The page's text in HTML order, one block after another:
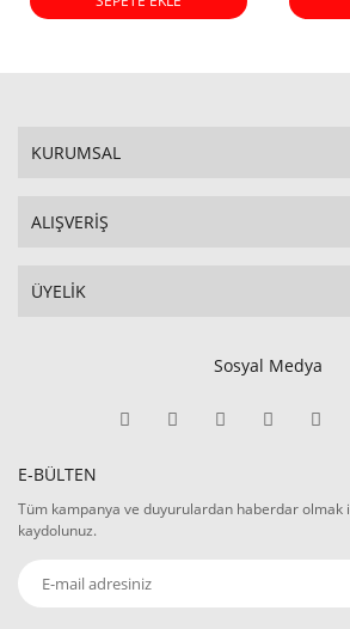
KURUMSAL
ALIŞVERİŞ
ÜYELİK
Sosyal Medya
E-BÜLTEN
Tüm kampanya ve duyurulardan haberdar olmak
kaydolunuz.